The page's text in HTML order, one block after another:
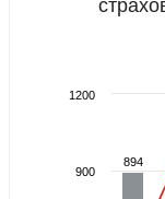
894
894
900
1200